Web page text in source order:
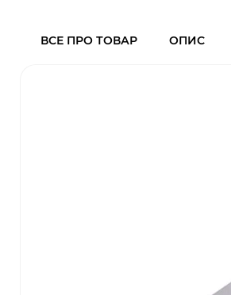
ВСЕ ПРО ТОВАР ОПИС